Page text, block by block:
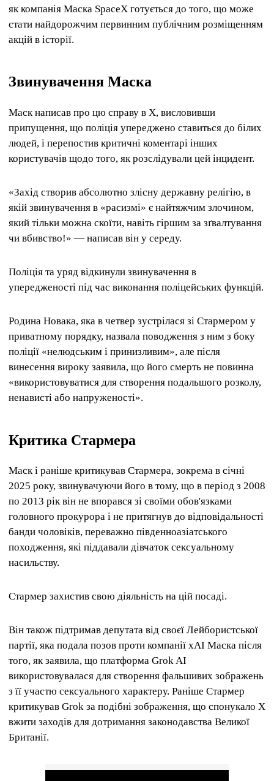
як компанія Маска SpaceX готується до того, що може
стати найдорожчим первинним публічним розміщенням
акцій в історії.
Звинувачення Маска
Маск написав про цю справу в X, висловивши
припущення, що поліція упереджено ставиться до білих
людей, і перепостив критичні коментарі інших
користувачів щодо того, як розслідували цей інцидент.
«Захід створив абсолютно злісну державну релігію, в
якій звинувачення в «расизмі» є найтяжчим злочином,
який тільки можна скоїти, навіть гіршим за зґвалтування
чи вбивство!» — написав він у середу.
Поліція та уряд відкинули звинувачення в
упередженості під час виконання поліцейських функцій.
Родина Новака, яка в четвер зустрілася зі Стармером у
приватному порядку, назвала поводження з ним з боку
поліції «нелюдським і принизливим», але після
винесення вироку заявила, що його смерть не повинна
«використовуватися для створення подальшого розколу,
ненависті або напруженості».
Критика Стармера
Маск і раніше критикував Стармера, зокрема в січні
2025 року, звинувачуючи його в тому, що в період з 2008
по 2013 рік він не впорався зі своїми обов'язками
головного прокурора і не притягнув до відповідальності
банди чоловіків, переважно південноазіатського
походження, які піддавали дівчаток сексуальному
насильству.
Стармер захистив свою діяльність на цій посаді.
Він також підтримав депутата від своєї Лейбористської
партії, яка подала позов проти компанії xAI Маска після
того, як заявила, що платформа Grok AI
використовувалася для створення фальшивих зображень
з її участю сексуального характеру. Раніше Стармер
критикував Grok за подібні зображення, що спонукало X
вжити заходів для дотримання законодавства Великої
Британії.